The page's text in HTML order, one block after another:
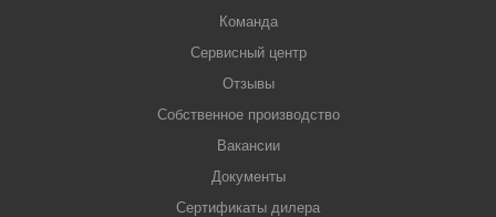
Команда
Сервисный центр
Отзывы
Собственное производство
Вакансии
Документы
Сертификаты дилера